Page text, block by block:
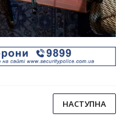
НАСТУПНА